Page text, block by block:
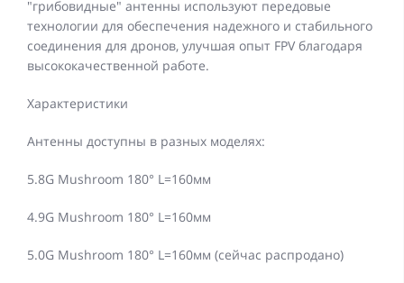
"грибовидные" антенны используют передовые
технологии для обеспечения надежного и стабильного
соединения для дронов, улучшая опыт FPV благодаря
высококачественной работе.
Характеристики
Антенны доступны в разных моделях:
5.8G Mushroom 180° L=160мм
4.9G Mushroom 180° L=160мм
5.0G Mushroom 180° L=160мм (сейчас распродано)